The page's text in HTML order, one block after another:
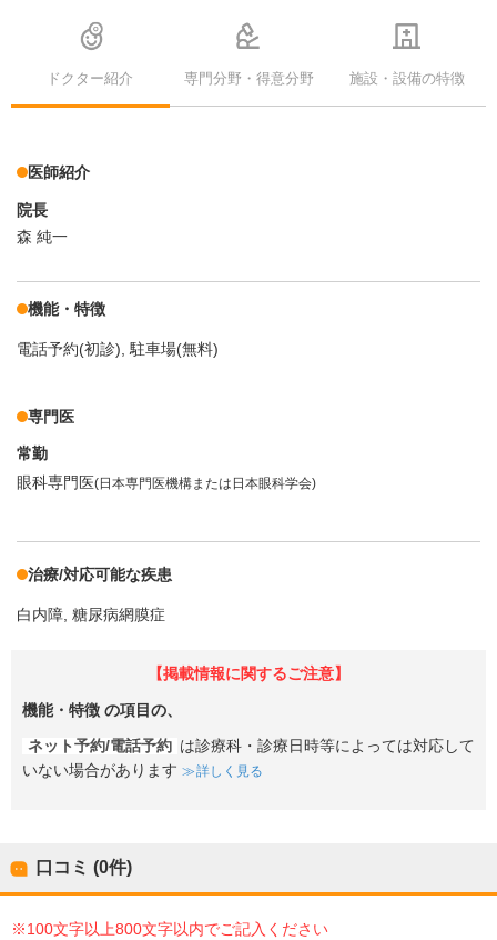
ドクター紹介 専門分野・得意分野 施設・設備の特徴
医師紹介
院長
森 純一
機能・特徴
電話予約(初診) 駐車場(無料)
専門医
常勤
眼科専門医(日本専門医機構または日本眼科学会)
治療/対応可能な疾患
白内障 糖尿病網膜症
【掲載情報に関するご注意】
機能・特徴 の項目の、
ネット予約/電話予約 は診療科・診療日時等によっては対応して
いない場合があります
詳しく見る
口コミ (0件)
※100文字以上800文字以内でご記入ください